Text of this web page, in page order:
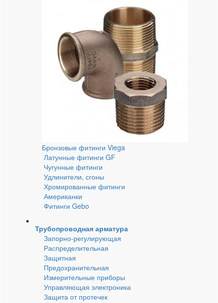
Бронзовые фитинги Viega
Латунные фитинги GF
Чугунные фитинги
Удлинители, сгоны
Хромированные фитинги
Американки
Фитинги Gebo
Трубопроводная арматура
Запорно-регулирующая
Распределительная
Защитная
Предохранительная
Измерительные приборы
Управляющая электроника
Защита от протечек